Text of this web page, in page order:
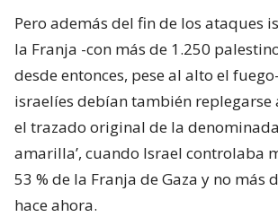
Pero además del fin de los ataques
la Franja -con más de 1.250
desde entonces, pese al alto el
israelíes debían también replegarse
el trazado original de la denominada
amarilla’, cuando Israel controlaba
53 % de la Franja de Gaza y no más
hace ahora.